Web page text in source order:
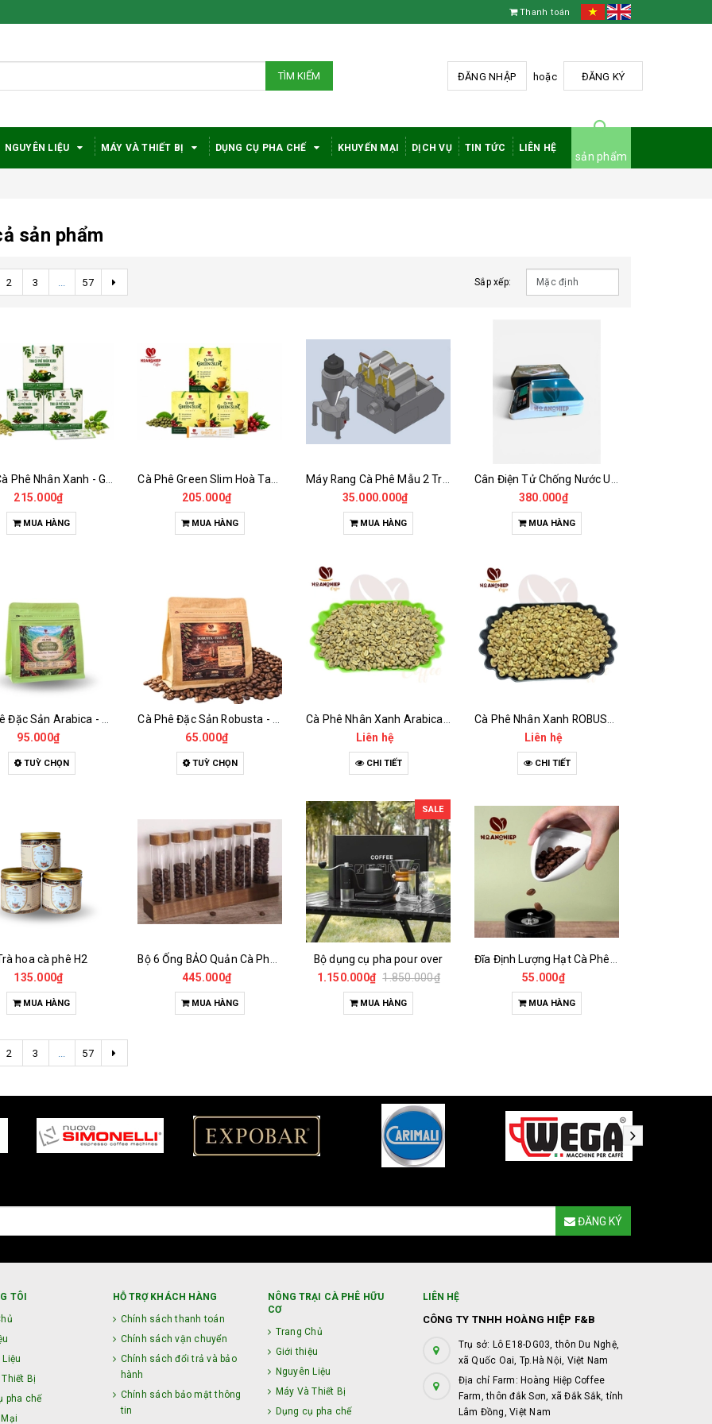
Thanh toán
TÌM KIẾM ĐĂNG NHẬP hoặc ĐĂNG KÝ
NGUYÊN LIỆU MÁY VÀ THIẾT BỊ DỤNG CỤ PHA CHẾ KHUYẾN MẠI DỊCH VỤ TIN TỨC LIÊN HỆ
sản phẩm
sản phẩm
2 3 ... 57 Sắp xếp:
215.000₫
MUA HÀNG
205.000₫
MUA HÀNG
35.000.000₫
MUA HÀNG
380.000₫
MUA HÀNG
95.000₫
TUỲ CHỌN
65.000₫
TUỲ CHỌN
Liên hệ
CHI TIẾT
Liên hệ
CHI TIẾT
hoa cà phê H2
135.000₫
MUA HÀNG
445.000₫
MUA HÀNG
SALE
Bộ dụng cụ pha pour over
1.150.000₫ 1.850.000₫
MUA HÀNG
55.000₫
MUA HÀNG
2 3 ... 57
ĐĂNG KÝ
TÔI
Bị
pha chế
HỖ TRỢ KHÁCH HÀNG
Chính sách thanh toán
Chính sách vận chuyển
Chính sách đổi trả và bảo
hành
Chính sách bảo mật thông
tin
NÔNG TRẠI CÀ PHÊ HỮU
CƠ
Trang Chủ
Giới thiệu
Nguyên Liệu
Máy Và Thiết Bị
Dụng cụ pha chế
LIÊN HỆ
CÔNG TY TNHH HOÀNG HIỆP F&B
Trụ sở: Lô E18-DG03, thôn Du Nghệ,
xã Quốc Oai, Tp.Hà Nội, Việt Nam
Địa chỉ Farm: Hoàng Hiệp Coffee
Farm, thôn đắk Sơn, xã Đắk Sắk, tỉnh
Lâm Đồng, Việt Nam